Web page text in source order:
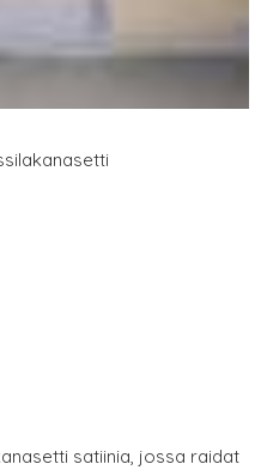
satiinia, jossa raidat